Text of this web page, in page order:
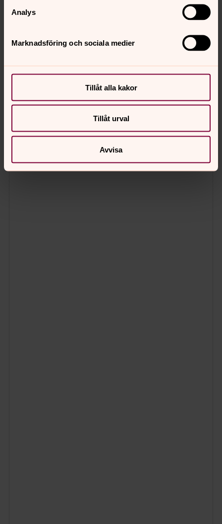
Analys
Marknadsföring och sociala medier
Tillåt alla kakor
Tillåt urval
Avvisa